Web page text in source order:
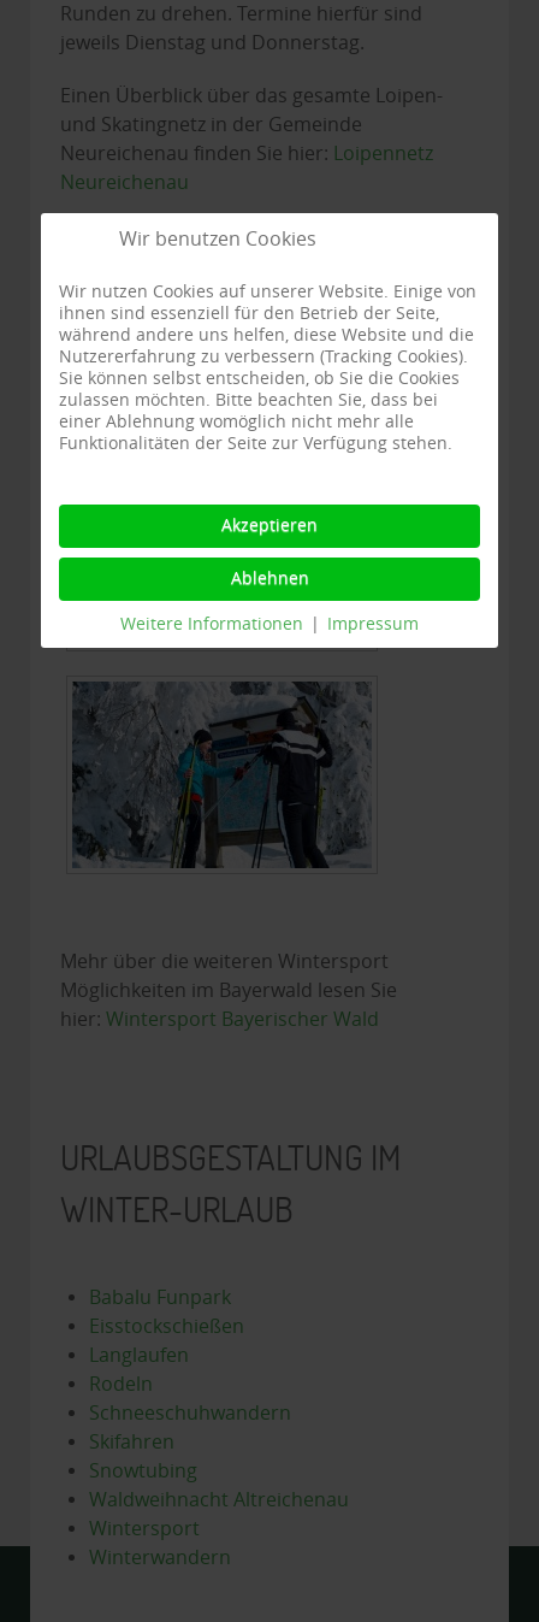
Runden zu drehen. Termine hierfür sind
jeweils Dienstag und Donnerstag.
Einen Überblick über das gesamte Loipen-
und Skatingnetz in der Gemeinde
Neureichenau finden Sie hier: Loipennetz
Neureichenau
Mehr über die weiteren Wintersport
Möglichkeiten im Bayerwald lesen Sie
hier: Wintersport Bayerischer Wald
URLAUBSGESTALTUNG IM
WINTER-URLAUB
Babalu Funpark
Eisstockschießen
Langlaufen
Rodeln
Schneeschuhwandern
Skifahren
Snowtubing
Waldweihnacht Altreichenau
Wintersport
Winterwandern
Wir benutzen Cookies
Wir nutzen Cookies auf unserer Website. Einige von
ihnen sind essenziell für den Betrieb der Seite,
während andere uns helfen, diese Website und die
Nutzererfahrung zu verbessern (Tracking Cookies).
Sie können selbst entscheiden, ob Sie die Cookies
zulassen möchten. Bitte beachten Sie, dass bei
einer Ablehnung womöglich nicht mehr alle
Funktionalitäten der Seite zur Verfügung stehen.
Akzeptieren
Ablehnen
Weitere Informationen Impressum